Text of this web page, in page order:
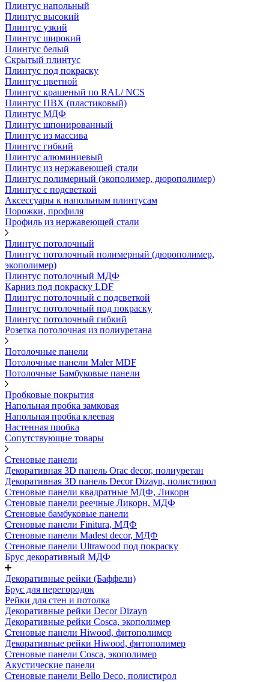
Плинтус напольный
Плинтус высокий
Плинтус узкий
Плинтус широкий
Плинтус белый
Скрытый плинтус
Плинтус под покраску
Плинтус цветной
Плинтус крашеный по RAL/ NCS
Плинтус ПВХ (пластиковый)
Плинтус МДФ
Плинтус шпонированный
Плинтус из массива
Плинтус гибкий
Плинтус алюминиевый
Плинтус из нержавеющей стали
Плинтус полимерный (экополимер, дюрополимер)
Плинтус с подсветкой
Аксессуары к напольным плинтусам
Порожки, профиля
Профиль из нержавеющей стали
Плинтус потолочный
Плинтус потолочный полимерный (дюрополимер,
экополимер)
Плинтус потолочный МДФ
Карниз под покраску LDF
Плинтус потолочный с подсветкой
Плинтус потолочный под покраску
Плинтус потолочный гибкий
Розетка потолочная из полиуретана
Потолочные панели
Потолочные панели Maler MDF
Потолочные Бамбуковые панели
Пробковые покрытия
Напольная пробка замковая
Напольная пробка клеевая
Настенная пробка
Сопутствующие товары
Стеновые панели
Декоративная 3D панель Orac decor, полиуретан
Декоративная 3D панель Decor Dizayn, полистирол
Стеновые панели квадратные МДФ, Ликорн
Стеновые панели реечные Ликорн, МДФ
Стеновые бамбуковые панели
Стеновые панели Finitura, МДФ
Стеновые панели Madest decor, МДФ
Стеновые панели Ultrawood под покраску
Брус декоративный МДФ
Декоративные рейки (Баффели)
Брус для перегородок
Рейки для стен и потолка
Декоративные рейки Decor Dizayn
Декоративные рейки Cosca, экополимер
Стеновые панели Hiwood, фитополимер
Декоративные рейки Hiwood, фитополимер
Стеновые панели Cosca, экополимер
Акустические панели
Стеновые панели Bello Deco, полистирол